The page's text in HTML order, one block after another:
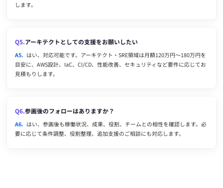
します。
Q5.アーキテクトとしての支援をお願いしたい
A5. はい、対応可能です。アーキテクト・SRE領域は月額120万円〜180万円を
目安に、AWS設計、IaC、CI/CD、性能改善、セキュリティなど要件に応じてお
見積もりします。
Q6.参画後のフォローはありますか？
A6. はい、参画後も稼働状況、成果、役割、チームとの相性を確認します。必
要に応じて条件調整、役割整理、追加支援のご相談にも対応します。